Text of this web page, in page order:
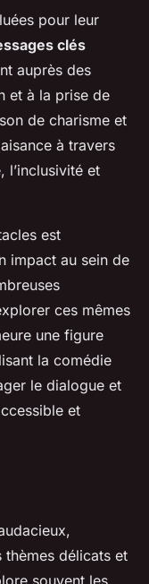
pour leur
clés
auprès des
et à la prise de
de charisme et
à travers
l’inclusivité et
est
impact au sein de
ces mêmes
une figure
la comédie
le dialogue et
et
thèmes délicats et